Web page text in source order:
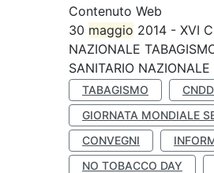
Contenuto Web
30 maggio 2014 - XVI
NAZIONALE
SANITARIO NAZIONALE
TABAGISMO
CNDD
GIORNATA MONDIALE
CONVEGNI
NO TOBACCO DAY